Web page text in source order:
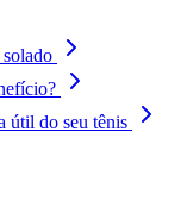
útil do seu tênis